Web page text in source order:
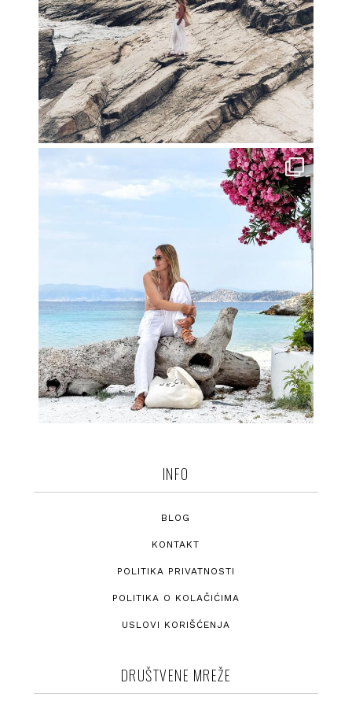
INFO
BLOG
KONTAKT
POLITIKA PRIVATNOSTI
POLITIKA O KOLAČIĆIMA
USLOVI KORIŠĆENJA
DRUŠTVENE MREŽE